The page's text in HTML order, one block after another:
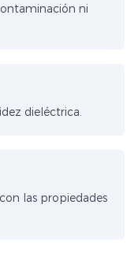
ni
dieléctrica.
las propiedades